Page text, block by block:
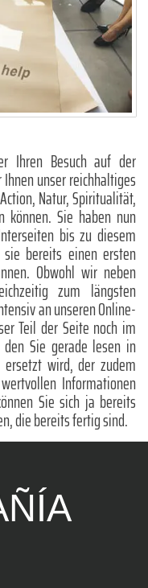
Ihren Besuch auf der
unser reichhaltiges
Natur, Spiritualität,
können. Sie haben nun
bis zu diesem
bereits einen ersten
Obwohl wir neben
zum längsten
an unseren Online-
Teil der Seite noch im
Sie gerade lesen in
wird, der zudem
Informationen
Sie sich ja bereits
die bereits fertig sind.